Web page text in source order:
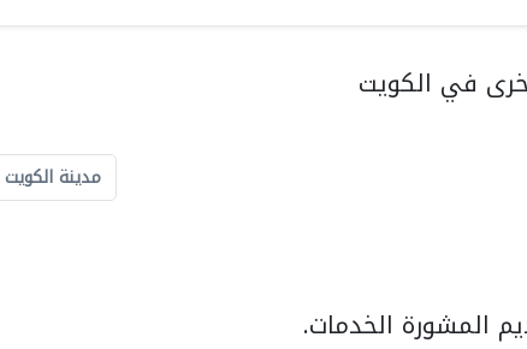
في الكويت
مدينة الكويت
المشورة الخدمات.